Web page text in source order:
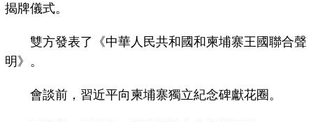
揭牌儀式。
雙方發表了《中華人民共和國和柬埔寨王國聯合聲
明》。
會談前，習近平向柬埔寨獨立紀念碑獻花圈。